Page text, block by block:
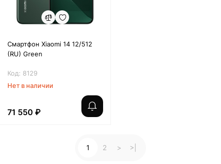
Смартфон Xiaomi 14 12/512
(RU) Green
Код: 8129
Нет в наличии
71 550 ₽
1 2 > >|